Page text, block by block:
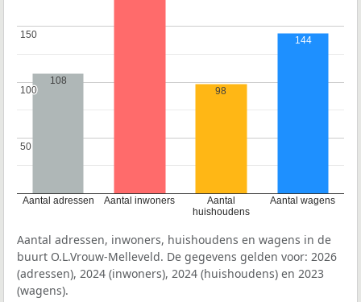
Aantal adressen Aantal inwoners
Aantal
huishoudens
Aantal wagens
50
50
100
100
150
150
108
98
144
Aantal adressen, inwoners, huishoudens en wagens in de
buurt O.L.Vrouw-Melleveld. De gegevens gelden voor: 2026
(adressen), 2024 (inwoners), 2024 (huishoudens) en 2023
(wagens).